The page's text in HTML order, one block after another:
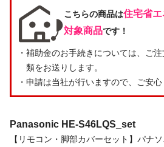
こちらの商品は住宅省
対象商品です！
・補助金のお手続きについては、ご
類をお送りします。
・申請は当社が行いますので、ご安心
Panasonic HE-S46LQS_set
【リモコン・脚部カバーセット】パナ